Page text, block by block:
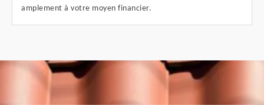
amplement à votre moyen financier.